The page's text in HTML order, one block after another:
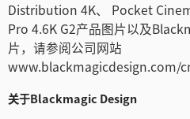
Distribution 4K、 Pocket
Pro 4.6K G2产品图片以及
片，请参阅公司网站
www.blackmagicdesign.com/
关于Blackmagic Design